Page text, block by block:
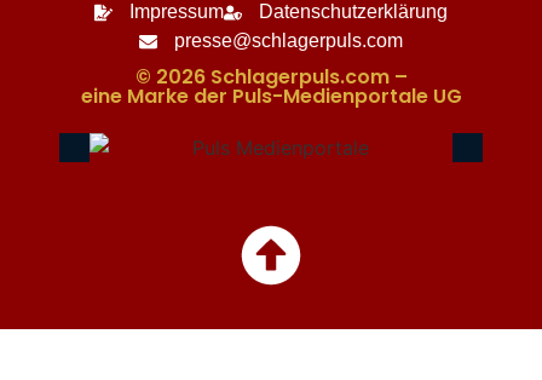
Impressum
Datenschutzerklärung
presse@schlagerpuls.com
© 2026 Schlagerpuls.com –
eine Marke der Puls-Medienportale UG​